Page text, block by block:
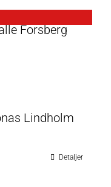
Forsberg
Lindholm
Detaljer